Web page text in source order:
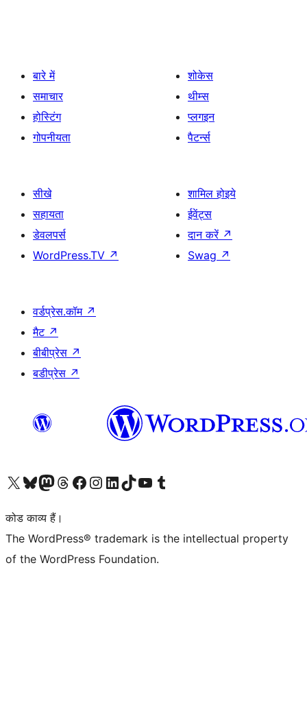
बारे में
समाचार
होस्टिंग
गोपनीयता
शोकेस
थीम्स
प्लगइन
पैटर्न्स
सीखे
सहायता
डेवलपर्स
WordPress.TV ↗
शामिल होइये
ईवेंट्स
दान करें ↗
Swag ↗
वर्डप्रेस.कॉम ↗
मैट ↗
बीबीप्रेस ↗
बडीप्रेस ↗
Visit our X (formerly Twitter) account
हमारे बलुस्की खाते पर जाएँVisit our Mastodon account
हमारे थ्रेड्स अकाउंट पर जाएंहमारे फेसबुक पेज पर जाएँहमारे इंस्टाग्राम अकाउंट पर जाएंहमारे लिंक्डइन खाते पर जाएँहमारे टिकटॉक खाते पर जाएँहमारे यूट्यूब चैनल पर जाएंहमारे Tumblr खाते पर जाएँ
कोड काव्य हैं।
The WordPress® trademark is the intellectual property
of the WordPress Foundation.